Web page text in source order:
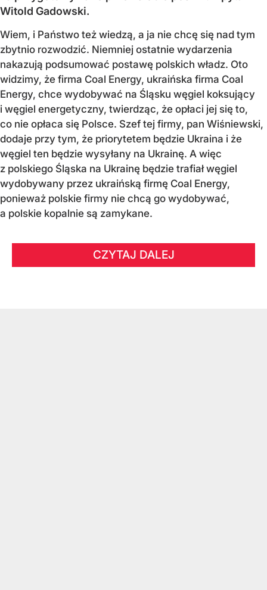
Witold Gadowski.
Wiem, i Państwo też wiedzą, a ja nie chcę się nad tym
zbytnio rozwodzić. Niemniej ostatnie wydarzenia
nakazują podsumować postawę polskich władz. Oto
widzimy, że firma Coal Energy, ukraińska firma Coal
Energy, chce wydobywać na Śląsku węgiel koksujący
i węgiel energetyczny, twierdząc, że opłaci jej się to,
co nie opłaca się Polsce. Szef tej firmy, pan Wiśniewski,
dodaje przy tym, że priorytetem będzie Ukraina i że
węgiel ten będzie wysyłany na Ukrainę. A więc
z polskiego Śląska na Ukrainę będzie trafiał węgiel
wydobywany przez ukraińską firmę Coal Energy,
ponieważ polskie firmy nie chcą go wydobywać,
a polskie kopalnie są zamykane.
CZYTAJ DALEJ